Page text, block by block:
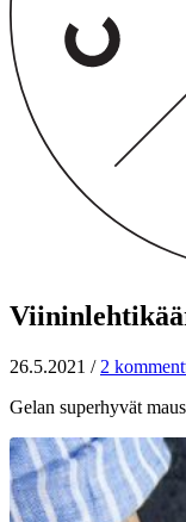
26.5.2021 / 2
Gelan superhyvät